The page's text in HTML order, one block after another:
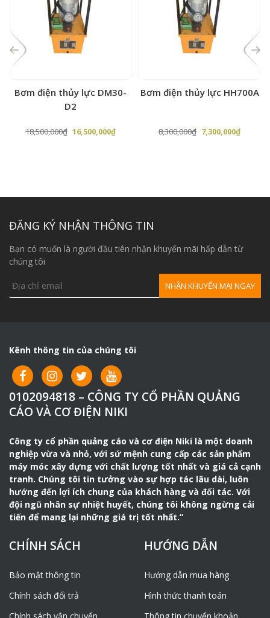
Đường kính ống cắt
50mm-219mm
Trọng lượng
Kích thước (DxRxC)
400x500x600 mm
Tay Kích = 1
Gối đỡ ống = 1
Lưỡi cắt ống mầu Đen
700.000đ
Lưỡi cắt ống mầu Vàng
900.000đ
Bơm điện thủy lực DM30-
D2
18,500,000₫ Giá
16,500,000₫Giá
Bơm điện thủy lực HH700A
8,300,000₫ Giá
7,300,000₫Giá
ĐĂNG KÝ NHẬN THÔNG TIN
Bạn có muốn là người đầu tiên nhận khuyến mãi hấp dẫn từ
chúng tôi
Kênh thông tin của chúng tôi
0102094818 – CÔNG TY CỔ PHẦN QUẢNG
CÁO VÀ CƠ ĐIỆN NIKI
Công ty cổ phần quảng cáo và cơ điện Niki là một doanh
nghiệp vừa và nhỏ, với sứ mệnh cung cấp các sản phẩm
máy móc xây dựng với chất lượng tốt nhất và giá cả cạnh
tranh. Chúng tôi tin tưởng vào sự hợp tác lâu dài, luôn
hướng đến lợi ích chung của khách hàng và đối tác. Với
đội ngũ nhân sự nhiệt huyết, chúng tôi không ngừng cải
tiến để mang lại những giá trị tốt nhất.”
CHÍNH SÁCH
Bảo mật thông tin
Chính sách đổi trả
HƯỚNG DẪN
Hướng dẫn mua hàng
Hình thức thanh toán